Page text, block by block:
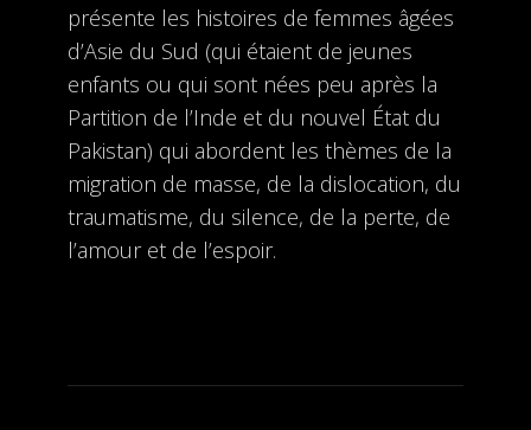
présente les histoires de femmes âgées
d’Asie du Sud (qui étaient de jeunes
enfants ou qui sont nées peu après la
Partition de l’Inde et du nouvel État du
Pakistan) qui abordent les thèmes de la
migration de masse, de la dislocation, du
traumatisme, du silence, de la perte, de
l’amour et de l’espoir.